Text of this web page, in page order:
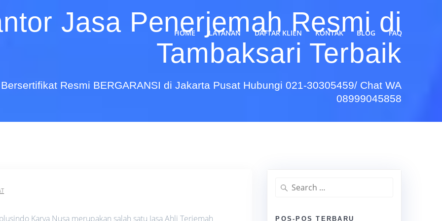
HOME LAYANAN DAFTAR KLIEN KONTAK BLOG FAQ
Jasa Penerjemah Resmi di
Tambaksari Terbaik
Resmi BERGARANSI di Jakarta Pusat Hubungi 021-30305459/ Chat WA
08999045858
Karya Nusa merupakan salah satu Jasa Ahli Terjemah
Search
for:
POS-POS TERBARU